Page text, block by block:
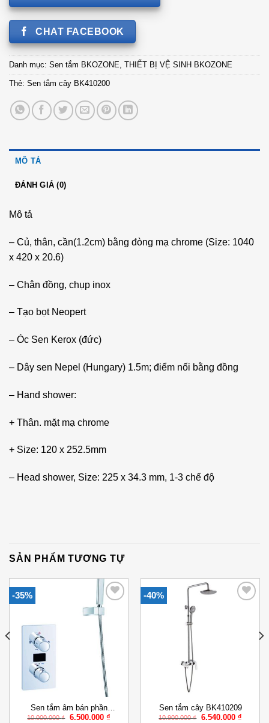
CHAT FACEBOOK
Danh mục: Sen tắm BKOZONE, THIẾT BỊ VỆ SINH BKOZONE
Thẻ: Sen tắm cây BK410200
MÔ TẢ
ĐÁNH GIÁ (0)
Mô tả
– Củ, thân, cần(1.2cm) bằng đòng mạ chrome (Size: 1040
x 420 x 20.6)
– Chân đồng, chụp inox
– Tạo bọt Neopert
– Óc Sen Kerox (đức)
– Dây sen Nepel (Hungary) 1.5m; điểm nối bằng đồng
– Hand shower:
+ Thân. mặt mạ chrome
+ Size: 120 x 252.5mm
– Head shower, Size: 225 x 34.3 mm, 1-3 chế độ
SẢN PHẨM TƯƠNG TỰ
-35%
Add to
Wishlist
Sen tắm âm bán phần
BK410514
10.000.000₫
Giá
6.500.000 ₫Giá
-40%
Sen tắm cây BK410209
10.900.000₫
Giá
6.540.000 ₫Giá